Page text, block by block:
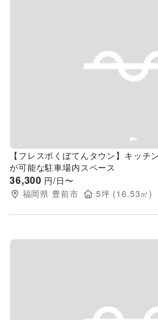
Previous slide
【フレスポくぼてんタウン】キッチ
が可能な駐車場内スペース
36,300 円/日〜
福岡県 豊前市 5坪 (16.53㎡)